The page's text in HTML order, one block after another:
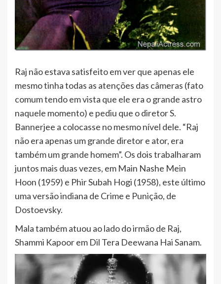
Raj não estava satisfeito em ver que apenas ele
mesmo tinha todas as atenções das câmeras (fato
comum tendo em vista que ele era o grande astro
naquele momento) e pediu que o diretor S.
Bannerjee a colocasse no mesmo nível dele. “Raj
não era apenas um grande diretor e ator, era
também um grande homem”. Os dois trabalharam
juntos mais duas vezes, em Main Nashe Mein
Hoon (1959) e Phir Subah Hogi (1958), este último
uma versão indiana de Crime e Punição, de
Dostoevsky.
Mala também atuou ao lado do irmão de Raj,
Shammi Kapoor em Dil Tera Deewana Hai Sanam.